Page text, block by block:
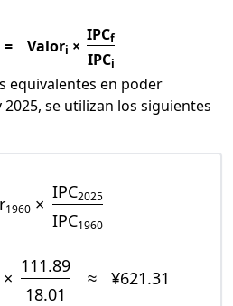
= Valori ×
IPCf
IPCi
equivalentes en poder
se utilizan los siguientes
1960 ×
IPC2025
IPC1960
111.89
18.01
≈ ¥621.31